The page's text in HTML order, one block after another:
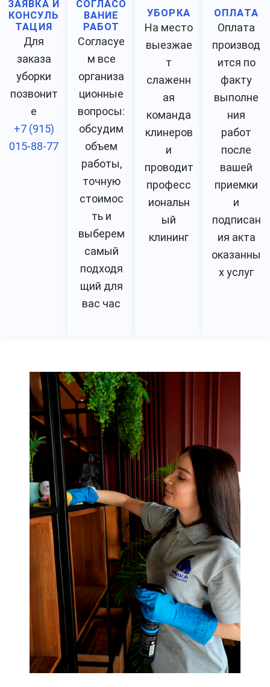
ЗАЯВКА И
КОНСУЛЬ
ТАЦИЯ
Для
заказа
уборки
позвонит
е
+7 (915)
015-88-77
СОГЛАСО
ВАНИЕ
РАБОТ
Согласуе
м все
организа
ционные
вопросы:
обсудим
объем
работы,
точную
стоимос
ть и
выберем
самый
подходя
щий для
вас час
УБОРКА
На место
выезжае
т
слаженн
ая
команда
клинеров
и
проводит
професс
иональн
ый
клининг
ОПЛАТА
Оплата
производ
ится по
факту
выполне
ния
работ
после
вашей
приемки
и
подписан
ия акта
оказанны
х услуг